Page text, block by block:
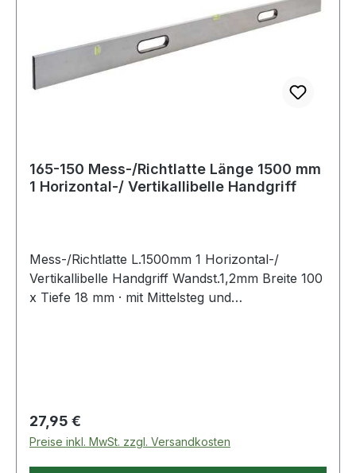
165-150 Mess-/Richtlatte Länge 1500 mm
1 Horizontal-/ Vertikallibelle Handgriff
Mess-/Richtlatte L.1500mm 1 Horizontal-/
Vertikallibelle Handgriff Wandst.1,2mm Breite 100
x Tiefe 18 mm · mit Mittelsteg und
Aluminium
Regulärer Preis:
27,95 €
Preise inkl. MwSt. zzgl. Versandkosten